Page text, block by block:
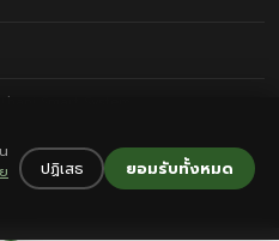
Smart System
ปฏิเสธ ยอมรับทั้งหมด